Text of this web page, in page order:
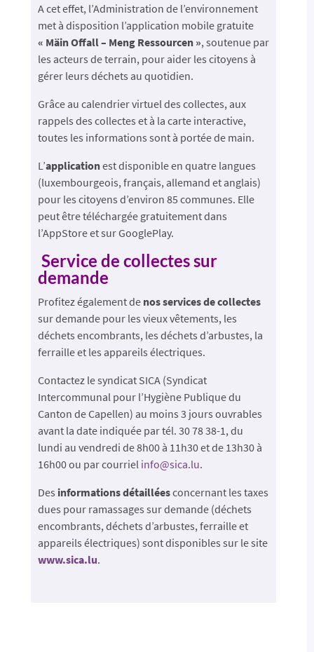
A cet effet, l’Administration de l’environnement
met à disposition l’application mobile gratuite
« Mäin Offall – Meng Ressourcen », soutenue par
les acteurs de terrain, pour aider les citoyens à
gérer leurs déchets au quotidien.
Grâce au calendrier virtuel des collectes, aux
rappels des collectes et à la carte interactive,
toutes les informations sont à portée de main.
L’applicationest disponible en quatre langues
(luxembourgeois, français, allemand et anglais)
pour les citoyens d’environ 85 communes. Elle
peut être téléchargée gratuitement dans
l’AppStore et sur GooglePlay.
Service de collectes sur
demande
Profitez également denos services de collectes
sur demande pour les vieux vêtements, les
déchets encombrants, les déchets d’arbustes, la
ferraille et les appareils électriques.
Contactez le syndicat SICA (Syndicat
Intercommunal pour l’Hygiène Publique du
Canton de Capellen) au moins 3 jours ouvrables
avant la date indiquée par tél. 30 78 38-1, du
lundi au vendredi de 8h00 à 11h30 et de 13h30 à
16h00 ou par courriel info@sica.lu.
Des informations détailléesconcernant les taxes
dues pour ramassages sur demande (déchets
encombrants, déchets d’arbustes, ferraille et
appareils électriques) sont disponibles sur le site
www.sica.lu.